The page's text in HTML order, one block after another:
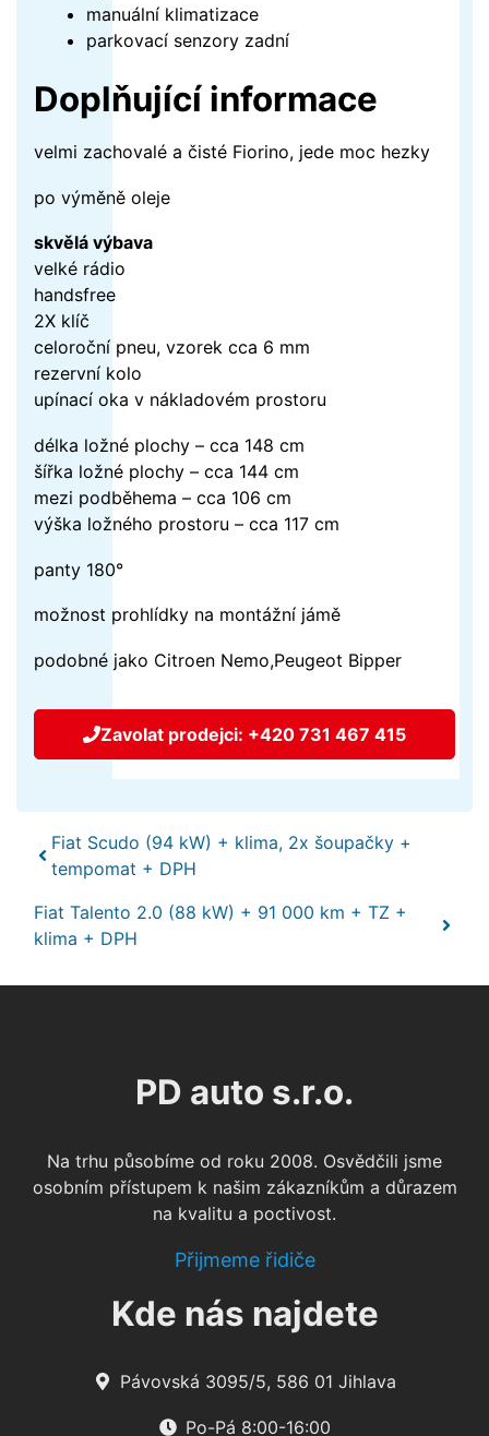
manuální klimatizace
parkovací senzory zadní
Doplňující informace
velmi zachovalé a čisté Fiorino, jede moc hezky
po výměně oleje
skvělá výbava
velké rádio
handsfree
2X klíč
celoroční pneu, vzorek cca 6 mm
rezervní kolo
upínací oka v nákladovém prostoru
délka ložné plochy – cca 148 cm
šířka ložné plochy – cca 144 cm
mezi podběhema – cca 106 cm
výška ložného prostoru – cca 117 cm
panty 180°
možnost prohlídky na montážní jámě
podobné jako Citroen Nemo,Peugeot Bipper
Zavolat prodejci: +420 731 467 415
Fiat Scudo (94 kW) + klima, 2x šoupačky +
tempomat + DPH
Fiat Talento 2.0 (88 kW) + 91 000 km + TZ +
klima + DPH
PD auto s.r.o.
Na trhu působíme od roku 2008. Osvědčili jsme
osobním přístupem k našim zákazníkům a důrazem
na kvalitu a poctivost.
Přijmeme řidiče
Kde nás najdete
Pávovská 3095/5, 586 01 Jihlava
Po-Pá 8:00-16:00